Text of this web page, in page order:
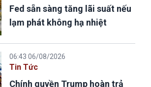
Fed sẵn sàng tăng lãi suất nếu
lạm phát không hạ nhiệt
06:43 06/08/2026
Tin Tức
Chính quyền Trump hoàn trả